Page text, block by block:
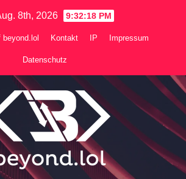
8th, 2026 9:32:19 PM
beyond.lol Kontakt IP Impressum
Datenschutz